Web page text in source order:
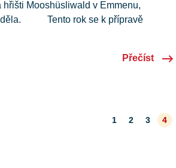
Mooshüsliwald v Emmenu,
Tento rok se k přípravě
Přečíst
1 2 3 4